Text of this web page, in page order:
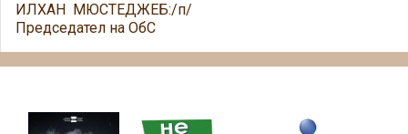
ИЛХАН МЮСТЕДЖЕБ:/п/
Председател на ОбС